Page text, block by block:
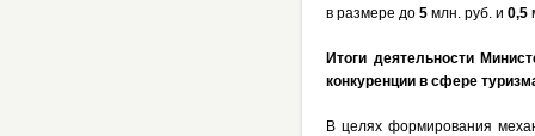
в размере до 5 млн. руб. и 0,5
Итоги деятельности
конкуренции в сфере
В целях формирования